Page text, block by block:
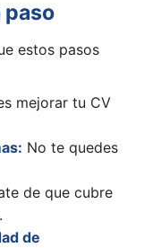
paso
estos pasos
mejorar tu CV
No te quedes
de que cubre
de